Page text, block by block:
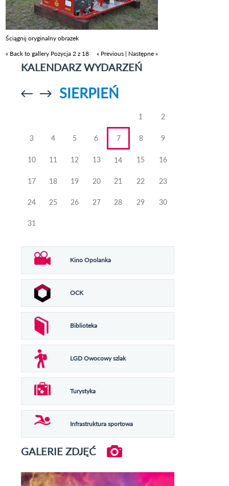
Ściągnij oryginalny obrazek
« Back to gallery Pozycja 2 z 18 « Previous | Następne »
KALENDARZ WYDARZEŃ
Przejdź doPrzejdź do
SIERPIEŃ
1 2
3 4 5 6 7 8 9
10 11 12 13 14 15 16
17 18 19 20 21 22 23
24 25 26 27 28 29 30
31
Kino Opolanka
OCK
Biblioteka
LGD Owocowy szlak
Turystyka
Infrastruktura sportowa
GALERIE ZDJĘĆ